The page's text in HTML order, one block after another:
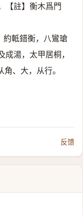
【註】衡木爲門
約軧錯衡，八鸞瑲
湯，太甲居桐，
、大，从行。
反馈